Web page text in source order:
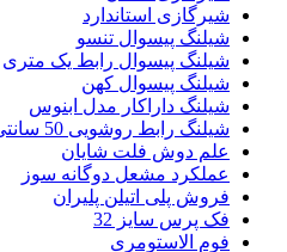
شیرگازی استاندارد
شیلنگ پیسوال تنسو
شیلنگ پیسوال رابط یک متری
شیلنگ پیسوال کهن
شیلنگ داراکار مدل ابنوس
شیلنگ رابط روشویی 50 سانتی
علم دوش فلت شایان
عملکرد مشعل دوگانه سوز
فروش پلی اتیلن پلیران
فک پرس سایز 32
فوم الاستومری